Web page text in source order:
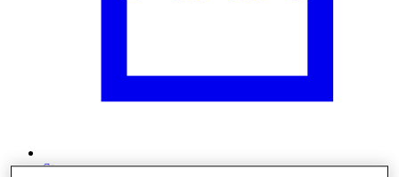
Stores